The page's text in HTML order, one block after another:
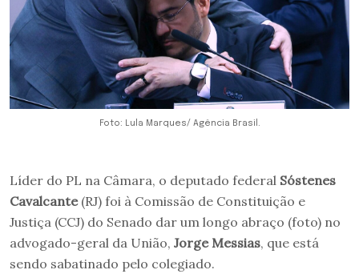
Foto: Lula Marques/ Agência Brasil.
Líder do PL na Câmara, o deputado federal Sóstenes
Cavalcante(RJ) foi à Comissão de Constituição e
Justiça (CCJ) do Senado dar um longo abraço (foto) no
advogado-geral da União, Jorge Messias, que está
sendo sabatinado pelo colegiado.